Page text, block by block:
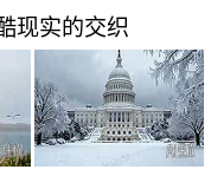
现实的交织